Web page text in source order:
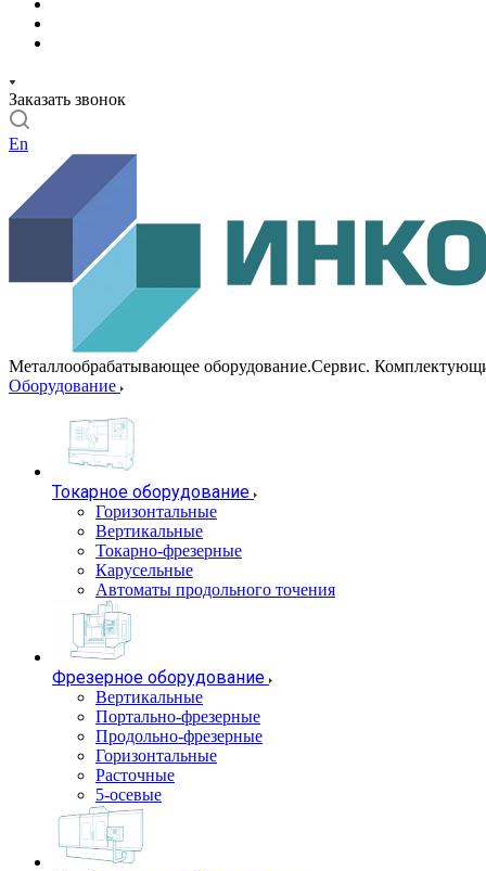
Заказать звонок
En
Металлообрабатывающее оборудование.Сервис.
Оборудование
Токарное оборудование
Горизонтальные
Вертикальные
Токарно-фрезерные
Карусельные
Автоматы продольного точения
Фрезерное оборудование
Вертикальные
Портально-фрезерные
Продольно-фрезерные
Горизонтальные
Расточные
5-осевые